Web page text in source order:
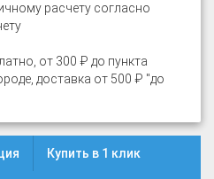
расчету согласно
от 300 ₽ до пункта
доставка от 500 ₽ "до
Купить в 1 клик